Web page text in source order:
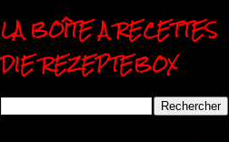
LA BOÎTE A RECETTES
DIE REZEPTEBOX